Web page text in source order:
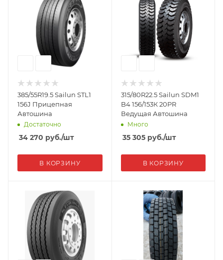
385/55R19.5 Sailun STL1
156J Прицепная
Автошина
Достаточно
34 270 руб./шт
В КОРЗИНУ
315/80R22.5 Sailun SDM1
B4 156/153К 20PR
Ведущая Автошина
Много
35 305руб./шт
В КОРЗИНУ